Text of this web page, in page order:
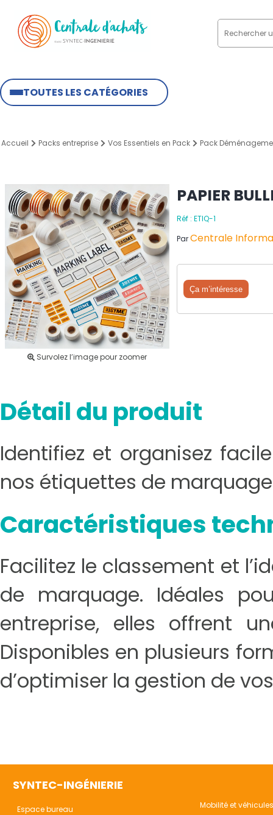
TOUTES LES CATÉGORIES
Accueil Packs entreprise Vos Essentiels en Pack Pack
Survolez l’image pour zoomer
PAPIER
Réf : ETIQ-1
ParCentrale
Ça m’intéresse
Détail du produit
Identifiez et organisez
nos étiquettes de
Caractéristiques
Facilitez le classement et
de marquage. Idéales
entreprise, elles offrent
Disponibles en plusieurs
d’optimiser la gestion de
SYNTEC-INGÉNIERIE
Espace bureau
Mobilité et véhicules